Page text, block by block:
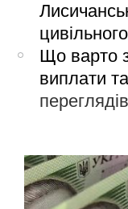
Що варто
виплати